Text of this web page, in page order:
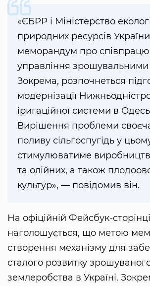
«ЄБРР і Міністерство
природних ресурсів
меморандум про співпрацю
управління
Зокрема, розпочнеться
модернізації
іригаційної системи в
Вирішення проблеми
поливу сільгоспугідь у
стимулюватиме
та олійних, а також
культур», — повідомив він.
На офіційній Фейсбук-
наголошується, що метою
створення механізму для
сталого розвитку
землеробства в Україні.